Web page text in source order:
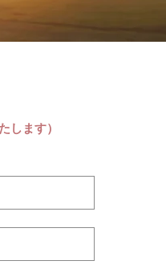
します）